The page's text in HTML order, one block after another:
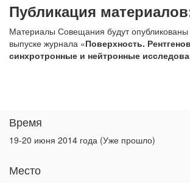
Публикация
Материалы Совещания будут
выпуске журнала «Поверхность.
синхротронные и нейтронные
Время
19-20 июня 2014 года (Уже прошло)
Место